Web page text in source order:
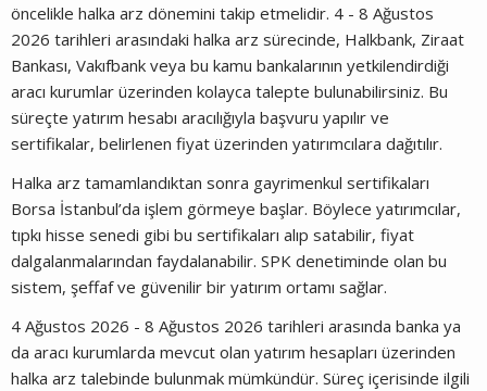
öncelikle halka arz dönemini takip etmelidir. 4 - 8 Ağustos
2026 tarihleri arasındaki halka arz sürecinde, Halkbank, Ziraat
Bankası, Vakıfbank veya bu kamu bankalarının yetkilendirdiği
aracı kurumlar üzerinden kolayca talepte bulunabilirsiniz. Bu
süreçte yatırım hesabı aracılığıyla başvuru yapılır ve
sertifikalar, belirlenen fiyat üzerinden yatırımcılara dağıtılır.
Halka arz tamamlandıktan sonra gayrimenkul sertifikaları
Borsa İstanbul’da işlem görmeye başlar. Böylece yatırımcılar,
tıpkı hisse senedi gibi bu sertifikaları alıp satabilir, fiyat
dalgalanmalarından faydalanabilir. SPK denetiminde olan bu
sistem, şeffaf ve güvenilir bir yatırım ortamı sağlar.
4 Ağustos 2026 - 8 Ağustos 2026 tarihleri arasında banka ya
da aracı kurumlarda mevcut olan yatırım hesapları üzerinden
halka arz talebinde bulunmak mümkündür. Süreç içerisinde ilgili